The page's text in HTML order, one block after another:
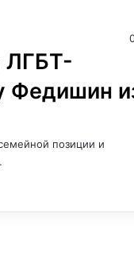
ЛГБТ-
Федишин
позиции и